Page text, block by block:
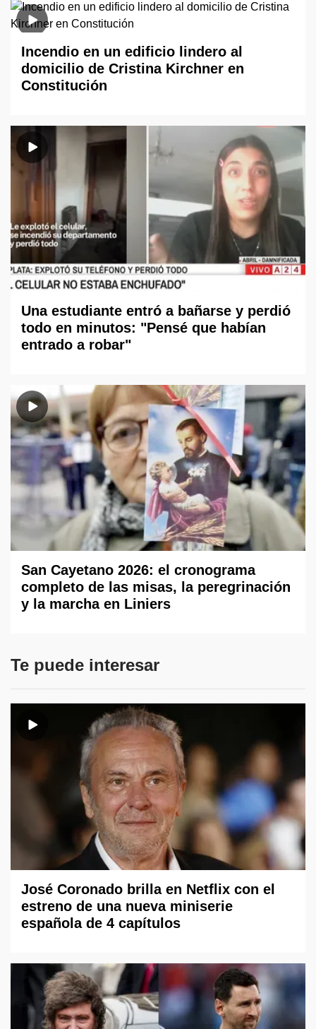
Incendio en un edificio lindero al
domicilio de Cristina Kirchner en
Constitución
Una estudiante entró a bañarse y perdió
todo en minutos: "Pensé que habían
entrado a robar"
San Cayetano 2026: el cronograma
completo de las misas, la peregrinación
y la marcha en Liniers
Te puede interesar
José Coronado brilla en Netflix con el
estreno de una nueva miniserie
española de 4 capítulos